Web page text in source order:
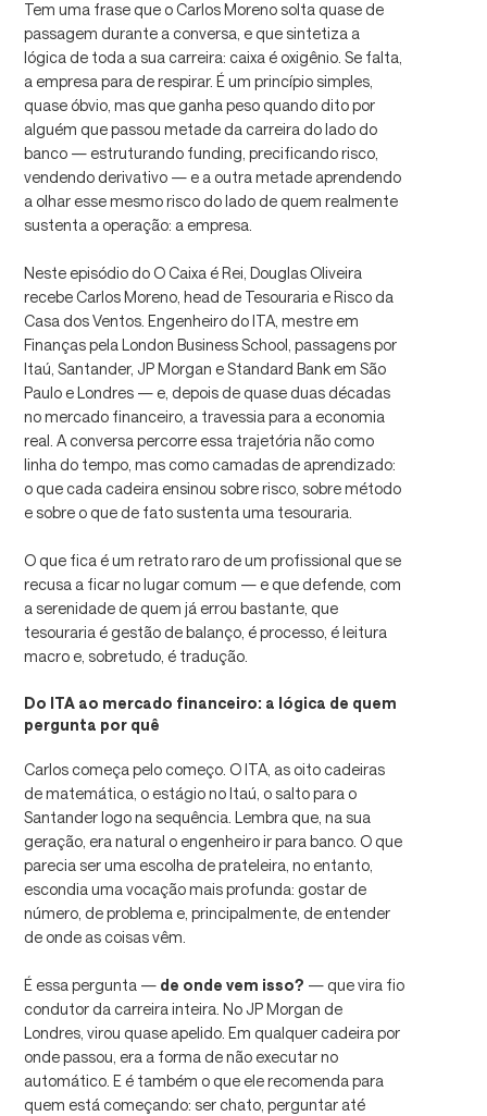
Tem uma frase que o Carlos Moreno solta quase de
passagem durante a conversa, e que sintetiza a
lógica de toda a sua carreira: caixa é oxigênio. Se falta,
a empresa para de respirar. É um princípio simples,
quase óbvio, mas que ganha peso quando dito por
alguém que passou metade da carreira do lado do
banco — estruturando funding, precificando risco,
vendendo derivativo — e a outra metade aprendendo
a olhar esse mesmo risco do lado de quem realmente
sustenta a operação: a empresa.
Neste episódio do O Caixa é Rei, Douglas Oliveira
recebe Carlos Moreno, head de Tesouraria e Risco da
Casa dos Ventos. Engenheiro do ITA, mestre em
Finanças pela London Business School, passagens por
Itaú, Santander, JP Morgan e Standard Bank em São
Paulo e Londres — e, depois de quase duas décadas
no mercado financeiro, a travessia para a economia
real. A conversa percorre essa trajetória não como
linha do tempo, mas como camadas de aprendizado:
o que cada cadeira ensinou sobre risco, sobre método
e sobre o que de fato sustenta uma tesouraria.
O que fica é um retrato raro de um profissional que se
recusa a ficar no lugar comum — e que defende, com
a serenidade de quem já errou bastante, que
tesouraria é gestão de balanço, é processo, é leitura
macro e, sobretudo, é tradução.
Do ITA ao mercado financeiro: a lógica de quem
pergunta por quê
Carlos começa pelo começo. O ITA, as oito cadeiras
de matemática, o estágio no Itaú, o salto para o
Santander logo na sequência. Lembra que, na sua
geração, era natural o engenheiro ir para banco. O que
parecia ser uma escolha de prateleira, no entanto,
escondia uma vocação mais profunda: gostar de
número, de problema e, principalmente, de entender
de onde as coisas vêm.
É essa pergunta — de onde vem isso? — que vira fio
condutor da carreira inteira. No JP Morgan de
Londres, virou quase apelido. Em qualquer cadeira por
onde passou, era a forma de não executar no
automático. E é também o que ele recomenda para
quem está começando: ser chato, perguntar até